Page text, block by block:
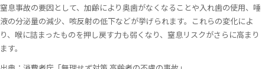
窒息事故の要因として、加齢により奥歯がなくなることや入れ歯の使用、唾
液の分泌量の減少、咳反射の低下などが挙げられます。これらの変化によ
り、喉に詰まったものを押し戻す力も弱くなり、窒息リスクがさらに高まり
ます。